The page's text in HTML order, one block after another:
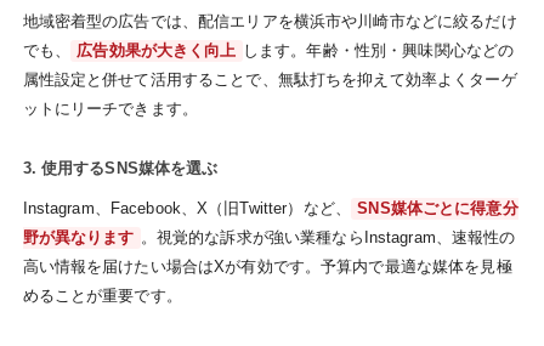
地域密着型の広告では、配信エリアを横浜市や川崎市などに絞るだけ
でも、
広告効果が大きく向上 します。年齢・性別・興味関心などの
属性設定と併せて活用することで、無駄打ちを抑えて効率よくターゲ
ットにリーチできます。
3. 使用するSNS媒体を選ぶ
Instagram、Facebook、X（旧Twitter）など、
SNS媒体ごとに得意分
野が異なります 。視覚的な訴求が強い業種ならInstagram、速報性の
高い情報を届けたい場合はXが有効です。予算内で最適な媒体を見極
めることが重要です。